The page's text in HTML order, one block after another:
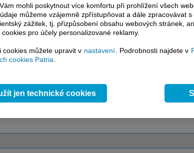
bez jakýchkoliv omezení. Veškeré
komentáře a horké zprávy jsou
terminálovou metodou (bez nutnosti obnovovat
a v plné verzi.
zpravodajství, ale i další služby získáte v Patria Plus / Investor Plus -
mailovézpravodajství,
mohli poskytnout více komfortu při prohlížení všech
můžeme vzájemně zpřístupňovat a dále zpracovávat
zážitek, tj. přizpůsobení obsahu webových stránek,
pro účely personalizované reklamy.
cookies můžete upravit v nastavení . Podrobnosti najdete v
cookies Patria
jen technické cookies